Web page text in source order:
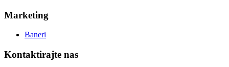
Marketing
Baneri
Kontaktirajte nas